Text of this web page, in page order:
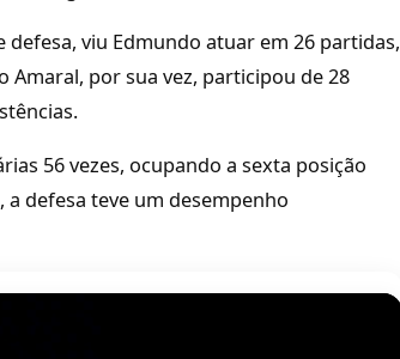
viu Edmundo atuar em 26 partidas,
Amaral, por sua vez, participou de 28
56 vezes, ocupando a sexta posição
defesa teve um desempenho